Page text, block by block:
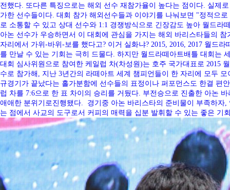
전했다. 또다른 특징으로는 해외 선수 재참가율이 높다는 점이다. 실제
가한 선수들이다. 대회 참가 해외선수들과 이야기를 나눠보면 "정적으
로 소통할 수 있고 상대 선수와 1:1 경쟁방식으로 긴장감도 높아 월드
아논 선수가 우승하면서 이 대회에 관심을 가지는 해외 바리스타들의
자리에서 가위-바위-보를 했다고? 이거 실화냐? 2015, 2016, 2017 월드
를 만날 수 있는 기회는 극히 드물다. 하지만 월드라떼아트배틀 대회는
대회 심사위원으로 참여한 케일럽 차(차성원)는 호주 국가대표로 2015
수로 참가해, 지난 3년간의 라떼아트 세계 챔피언들이 한 자리에 모두
규경기가 끝났다는 홀가분함에 선수들의 표정이나 퍼포먼스도 한결 편
럽 차를 7:6으로 한 표 차이의 승리를 거뒀다. 부전승으로 진출한 아논
애애한 분위기로진행됐다. 경기중 아논 바리스타의 준비물이 부족하
는 점에서 사교의 도구로서 커피의 매력을 십분 발휘할 수 있는 좋은